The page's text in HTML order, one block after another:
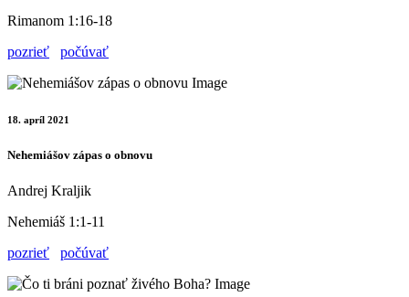
Rimanom 1:16-18
pozrieť
počúvať
18. apríl 2021
Nehemiášov zápas o obnovu
Andrej Kraljik
Nehemiáš 1:1-11
pozrieť
počúvať